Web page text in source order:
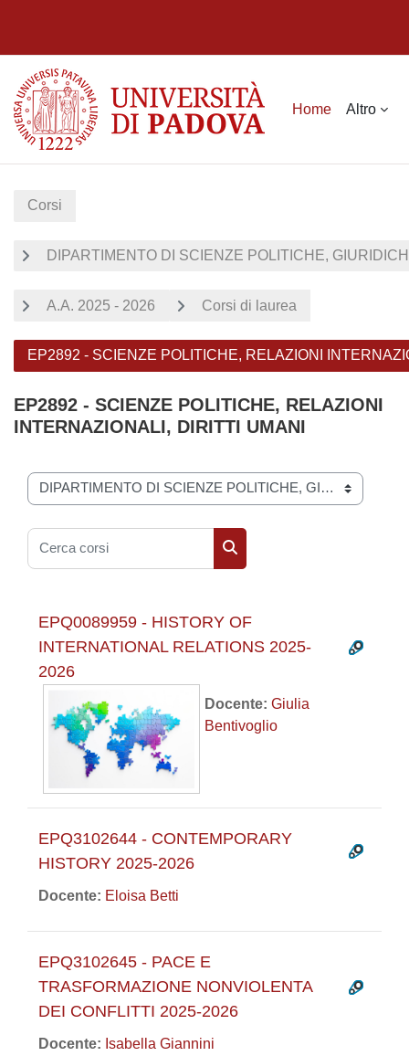
Home Altro
Corsi
DIPARTIMENTO DI SCIENZE POLITICHE,
A.A. 2025 - 2026 Corsi di laurea
EP2892 - SCIENZE POLITICHE, RELAZIONI
EP2892 - SCIENZE POLITICHE, RELAZIONI
INTERNAZIONALI, DIRITTI UMANI
Categorie di corso
Cerca corsi
Cerca corsi
EPQ0089959 - HISTORY OF
INTERNATIONAL RELATIONS 2025-
2026
Docente: Giulia
Bentivoglio
EPQ3102644 - CONTEMPORARY
HISTORY 2025-2026
Docente: Eloisa Betti
EPQ3102645 - PACE E
TRASFORMAZIONE NONVIOLENTA
DEI CONFLITTI 2025-2026
Docente: Isabella Giannini